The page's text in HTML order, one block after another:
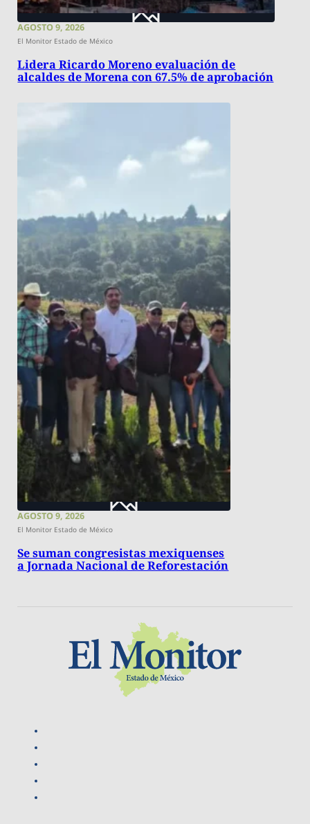
AGOSTO 9, 2026
El Monitor Estado de México
Lidera Ricardo Moreno evaluación de
alcaldes de Morena con 67.5% de aprobación
AGOSTO 9, 2026
El Monitor Estado de México
Se suman congresistas mexiquenses
a Jornada Nacional de Reforestación